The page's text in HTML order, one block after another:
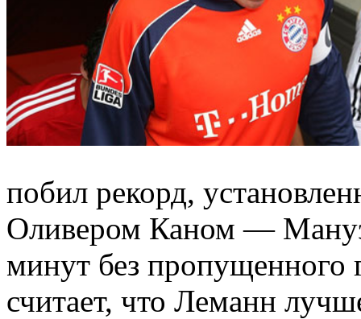
побил рекорд,
Оливером Каном —
минут без пропущенного
считает, что Леманн